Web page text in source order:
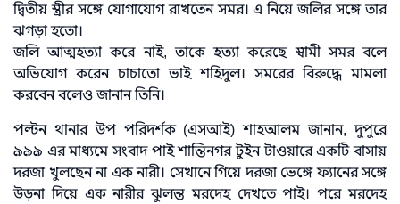
দ্বিতীয় স্ত্রীর সঙ্গে যোগাযোগ রাখতেন সমর। এ নিয়ে জলির সঙ্গে তার
ঝগড়া হতো।
জলি আত্মহত্যা করে নাই, তাকে হত্যা করেছে স্বামী সমর বলে
অভিযোগ করেন চাচাতো ভাই শহিদুল। সমরের বিরুদ্ধে মামলা
করবেন বলেও জানান তিনি।
পল্টন থানার উপ পরিদর্শক (এসআই) শাহআলম জানান, দুপুরে
৯৯৯ এর মাধ্যমে সংবাদ পাই শান্তিনগর টুইন টাওয়ারে একটি বাসায়
দরজা খুলছেন না এক নারী। সেখানে গিয়ে দরজা ভেঙ্গে ফ্যানের সঙ্গে
উড়না দিয়ে এক নারীর ঝুলন্ত মরদেহ দেখতে পাই। পরে মরদেহ